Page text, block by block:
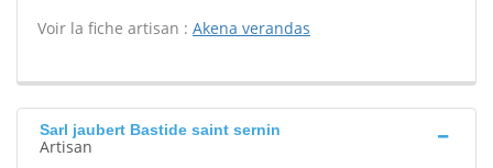
Voir la fiche artisan : Akena verandas
Sarl jaubert Bastide saint sernin
Artisan